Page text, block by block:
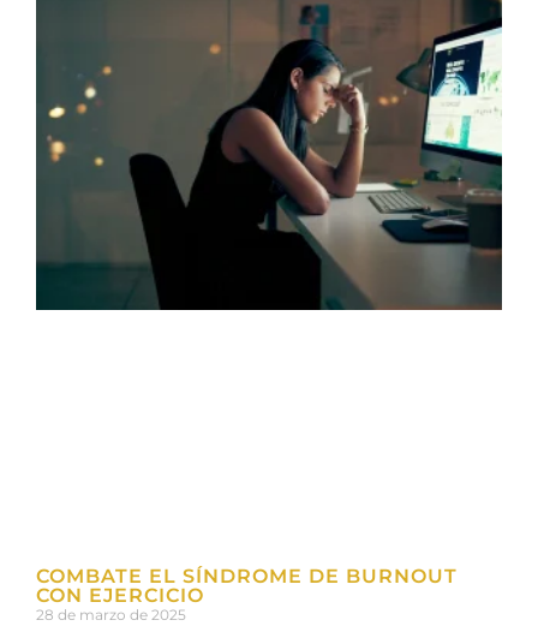
COMBATE EL SÍNDROME DE BURNOUT
CON EJERCICIO
28 de marzo de 2025